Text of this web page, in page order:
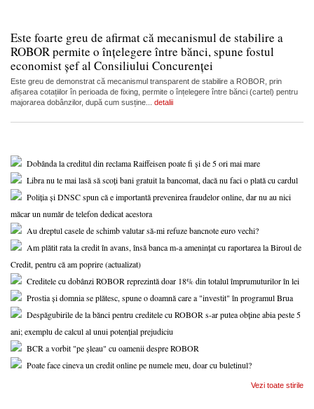
Este foarte greu de afirmat că mecanismul de stabilire a
ROBOR permite o înțelegere între bănci, spune fostul
economist șef al Consiliului Concurenței
Este greu de demonstrat că mecanismul transparent de stabilire a ROBOR, prin
afișarea cotațiilor în perioada de fixing, permite o înțelegere între bănci (cartel) pentru
majorarea dobânzilor, după cum susține... detalii
Dobânda la creditul din reclama Raiffeisen poate fi și de 5 ori mai mare
Libra nu te mai lasă să scoți bani gratuit la bancomat, dacă nu faci o plată cu cardul
Poliția și DNSC spun că e importantă prevenirea fraudelor online, dar nu au nici
măcar un număr de telefon dedicat acestora
Au dreptul casele de schimb valutar să-mi refuze bancnote euro vechi?
Am plătit rata la credit în avans, însă banca m-a amenințat cu raportarea la Biroul de
Credit, pentru că am poprire (actualizat)
Creditele cu dobânzi ROBOR reprezintă doar 18% din totalul împrumuturilor în lei
Prostia și domnia se plătesc, spune o doamnă care a "investit" în programul Brua
Despăgubirile de la bănci pentru creditele cu ROBOR s-ar putea obține abia peste 5
ani; exemplu de calcul al unui potențial prejudiciu
BCR a vorbit "pe șleau" cu oamenii despre ROBOR
Poate face cineva un credit online pe numele meu, doar cu buletinul?
Vezi toate stirile